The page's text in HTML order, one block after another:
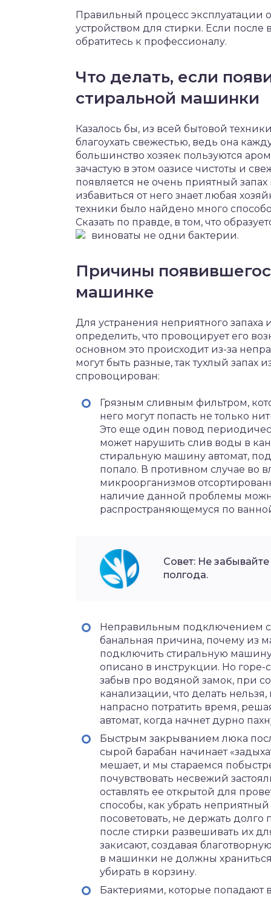
Правильный процесс эксплуатации
устройством для стирки. Если после
обратитесь к профессионалу.
Что делать, если
стиральной машинки
Казалось бы, из всей бытовой
благоухать свежестью, ведь она
большинство хозяек пользуются
зачастую в этом оазисе чистоты и
появляется не очень приятный
избавиться от него знает любая
техники было найдено много
Сказать по правде, в том, что
виноваты не одни бактерии.
Причины
машинке
Для устранения неприятного
определить, что провоцирует его
основном это происходит из-за
могут быть разные, так тухлый
спровоцирован:
Грязным сливным фильтром,
него могут попасть не только
Это еще один повод
может нарушить слив воды в
стиральную машину автомат,
попало. В противном случае во
микроорганизмов
наличие данной проблемы
распространяющемуся по
Совет: Не
полгода.
Неправильным подключением
банальная причина, почему из
подключить стиральную
описано в инструкции. Но горе-
забыв про водяной замок, при
канализации, что делать
напрасно потратить время,
автомат, когда начнет дурно
Быстрым закрыванием люка
сырой барабан начинает
мешает, и мы стараемся
почувствовать несвежий
оставлять ее открытой для
способы, как убрать
посоветовать, не держать
после стирки развешивать их
закисают, создавая
в машинки не должны
убирать в корзину.
Бактериями, которые попадают